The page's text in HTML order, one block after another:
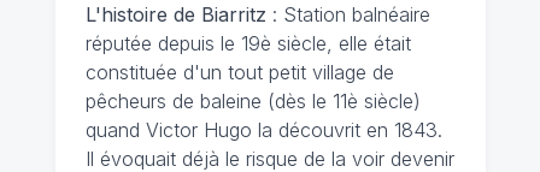
L'histoire de Biarritz : Station balnéaire
réputée depuis le 19è siècle, elle était
constituée d'un tout petit village de
pêcheurs de baleine (dès le 11è siècle)
quand Victor Hugo la découvrit en 1843.
Il évoquait déjà le risque de la voir devenir